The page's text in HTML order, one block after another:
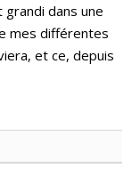
dans une
mes différentes
et ce, depuis